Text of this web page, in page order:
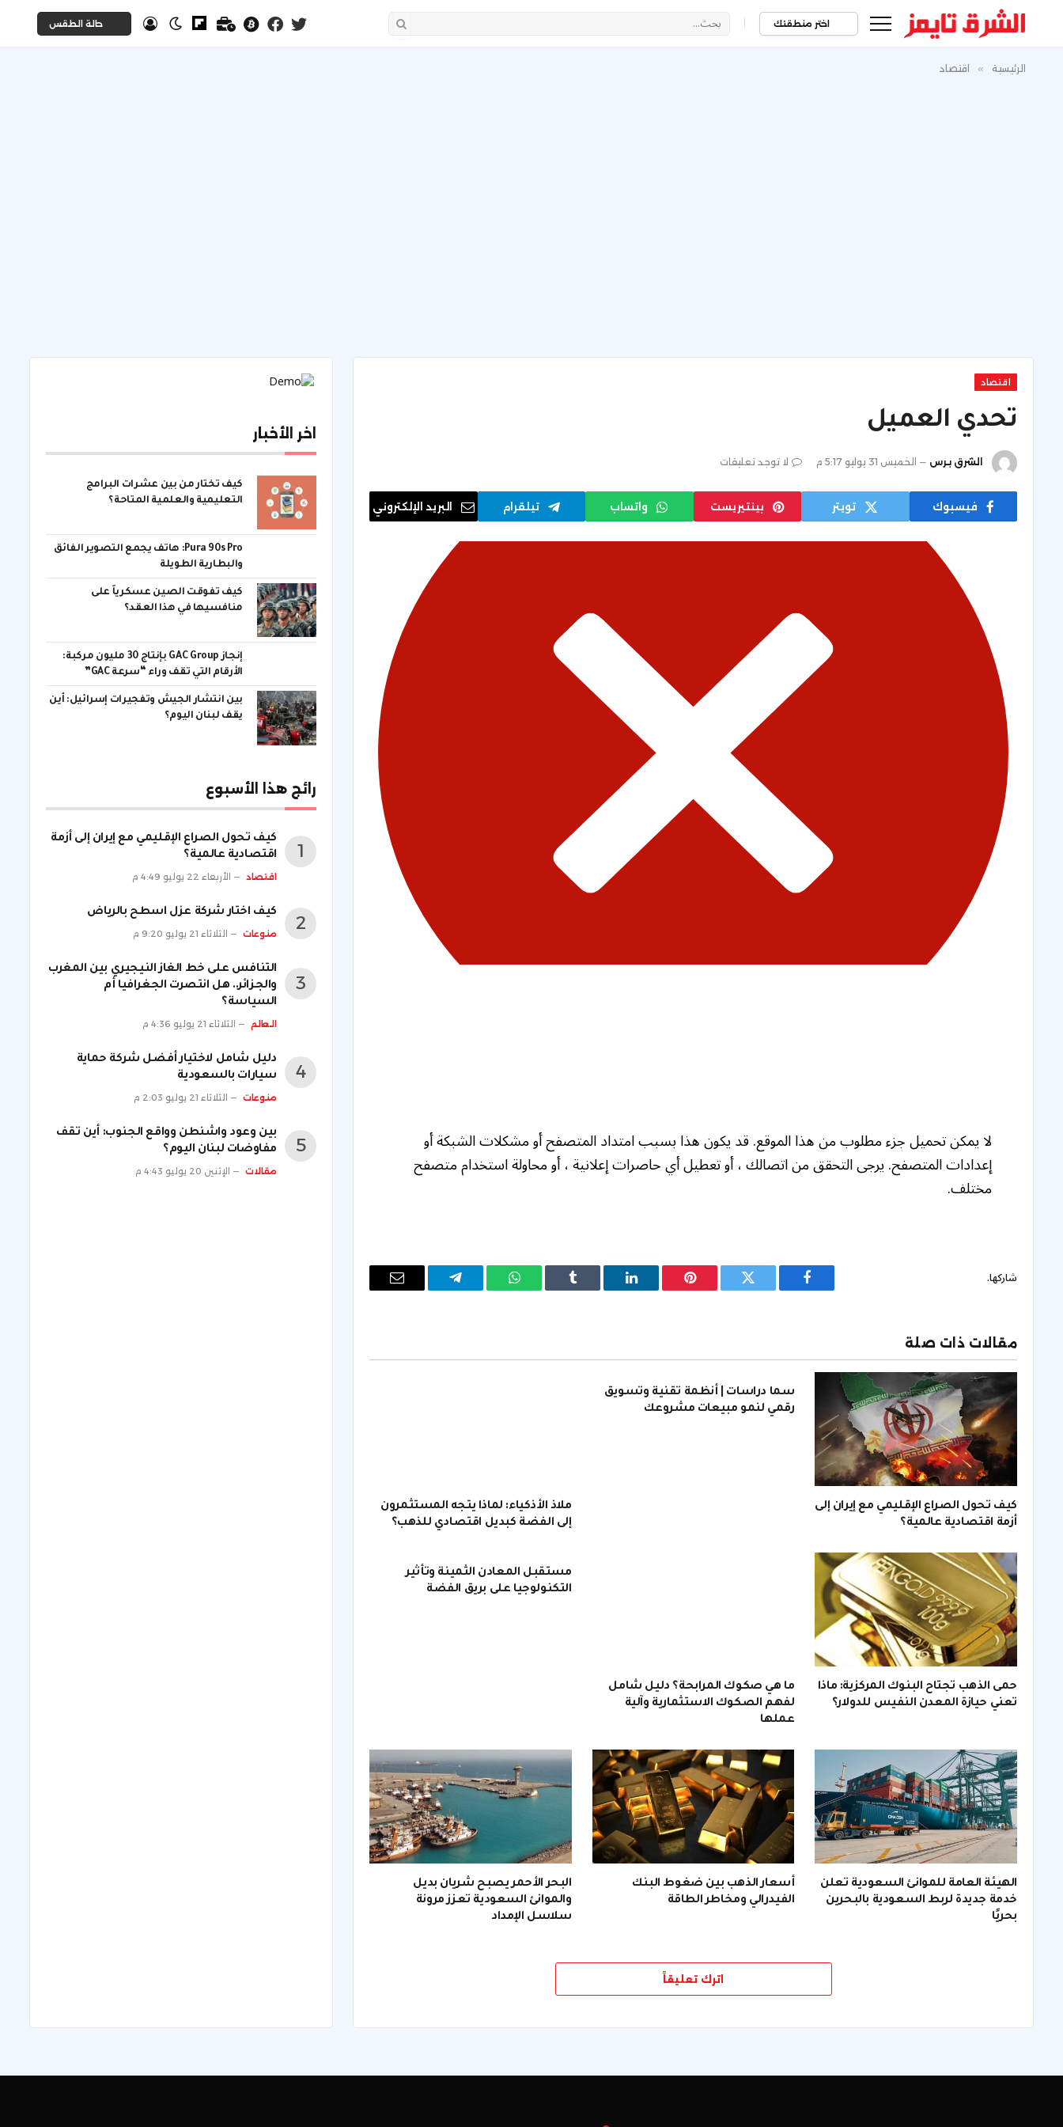
اختر منطقتك | حالة الطقس
الرئيسية » اقتصاد
اقتصاد
تحدي العميل
الشرق برس الخميس 31 يوليو 5:17 م لا توجد تعليقات
فيسبوك تويتر بينتيريست واتساب تيلقرام البريد الإلكتروني
لا يمكن تحميل جزء مطلوب من هذا الموقع. قد يكون هذا بسبب امتداد المتصفح أو مشكلات الشبكة أو
إعدادات المتصفح. يرجى التحقق من اتصالك ، أو تعطيل أي حاصرات إعلانية ، أو محاولة استخدام متصفح
مختلف.
شاركها.
فيسبوك تويتر بينتيريستلينكدإن Tumblr واتساب تيلقرام
البريد
مقالات ذات صلة
كيف تحول الصراع الإقليمي مع إيران إلى
أزمة اقتصادية عالمية؟
سما دراسات | أنظمة تقنية وتسويق
رقمي لنمو مبيعات مشروعك
ملاذ الأذكياء: لماذا يتجه المستثمرون
إلى الفضة كبديل اقتصادي للذهب؟
حمى الذهب تجتاح البنوك المركزية: ماذا
تعني حيازة المعدن النفيس للدولار؟
ما هي صكوك المرابحة؟ دليل شامل
لفهم الصكوك الاستثمارية وآلية
عملها
مستقبل المعادن الثمينة وتأثير
التكنولوجيا على بريق الفضة
الهيئة العامة للموانئ السعودية تعلن
خدمة جديدة لربط السعودية بالبحرين
بحريًا
أسعار الذهب بين ضغوط البنك
الفيدرالي ومخاطر الطاقة
البحر الأحمر يصبح شريان بديل
والموانئ السعودية تعزز مرونة
سلاسل الإمداد
اترك تعليقاً
اخر الأخبار
كيف تختار من بين عشرات البرامج
التعليمية والعلمية المتاحة؟
Pura 90s Pro: هاتف يجمع التصوير الفائق
والبطارية الطويلة
كيف تفوقت الصين عسكرياً على
منافسيها في هذا العقد؟
إنجاز GAC Group بإنتاج 30 مليون مركبة:
الأرقام التي تقف وراء “سرعة GAC”
بين انتشار الجيش وتفجيرات إسرائيل: أين
يقف لبنان اليوم؟
رائج هذا الأسبوع
كيف تحول الصراع الإقليمي مع إيران إلى أزمة
اقتصادية عالمية؟
اقتصاد الأربعاء 22 يوليو 4:49 م
كيف اختار شركة عزل اسطح بالرياض
منوعات الثلاثاء 21 يوليو 9:20 م
التنافس على خط الغاز النيجيري بين المغرب
والجزائر.. هل انتصرت الجغرافيا أم
السياسة؟
العالم الثلاثاء 21 يوليو 4:36 م
دليل شامل لاختيار أفضل شركة حماية
سيارات بالسعودية
منوعات الثلاثاء 21 يوليو 2:03 م
بين وعود واشنطن وواقع الجنوب: أين تقف
مفاوضات لبنان اليوم؟
مقالات الإثنين 20 يوليو 4:43 م